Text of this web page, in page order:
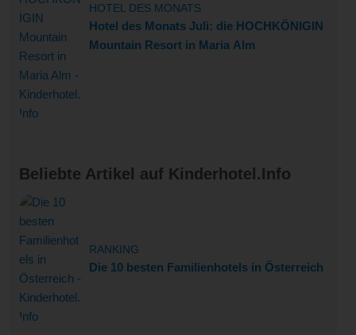
HOTEL DES MONATS
Hotel des Monats Juli: die HOCHKÖNIGIN
Mountain Resort in Maria Alm
Beliebte Artikel auf Kinderhotel.Info
RANKING
Die 10 besten Familienhotels in Österreich